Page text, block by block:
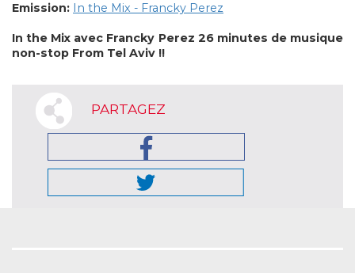
Emission: In the Mix - Francky Perez
In the Mix avec Francky Perez 26 minutes de musique
non-stop From Tel Aviv !!
PARTAGEZ